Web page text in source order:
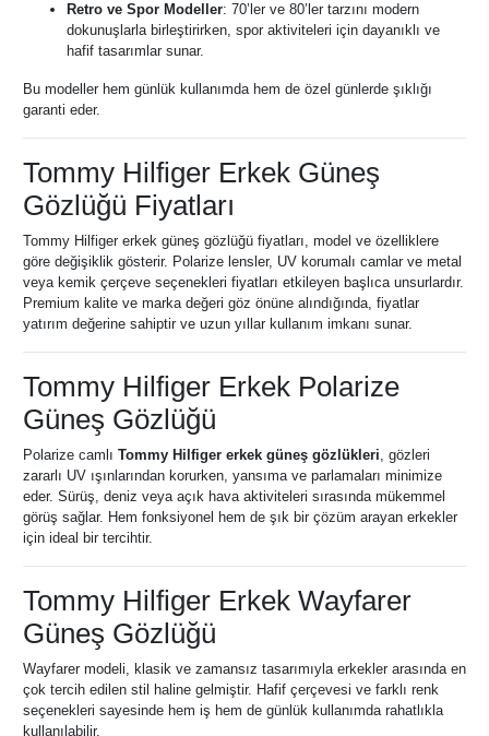
Retro ve Spor Modeller: 70’ler ve 80’ler tarzını modern
dokunuşlarla birleştirirken, spor aktiviteleri için dayanıklı ve
hafif tasarımlar sunar.
Bu modeller hem günlük kullanımda hem de özel günlerde şıklığı
garanti eder.
Tommy Hilfiger Erkek Güneş
Gözlüğü Fiyatları
Tommy Hilfiger erkek güneş gözlüğü fiyatları, model ve özelliklere
göre değişiklik gösterir. Polarize lensler, UV korumalı camlar ve metal
veya kemik çerçeve seçenekleri fiyatları etkileyen başlıca unsurlardır.
Premium kalite ve marka değeri göz önüne alındığında, fiyatlar
yatırım değerine sahiptir ve uzun yıllar kullanım imkanı sunar.
Tommy Hilfiger Erkek Polarize
Güneş Gözlüğü
Polarize camlı Tommy Hilfiger erkek güneş gözlükleri, gözleri
zararlı UV ışınlarından korurken, yansıma ve parlamaları minimize
eder. Sürüş, deniz veya açık hava aktiviteleri sırasında mükemmel
görüş sağlar. Hem fonksiyonel hem de şık bir çözüm arayan erkekler
için ideal bir tercihtir.
Tommy Hilfiger Erkek Wayfarer
Güneş Gözlüğü
Wayfarer modeli, klasik ve zamansız tasarımıyla erkekler arasında en
çok tercih edilen stil haline gelmiştir. Hafif çerçevesi ve farklı renk
seçenekleri sayesinde hem iş hem de günlük kullanımda rahatlıkla
kullanılabilir.